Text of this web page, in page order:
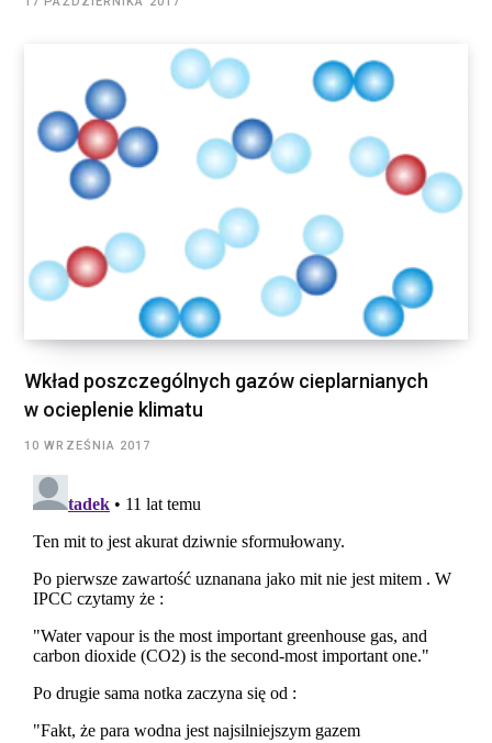
Wkład poszczególnych gazów cieplarnianych
w ocieplenie klimatu
10 WRZEŚNIA 2017